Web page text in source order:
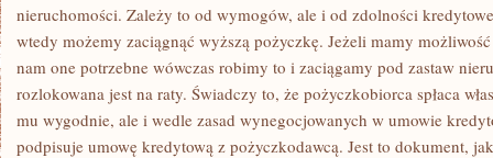
nieruchomości. Zależy to od wymogów, ale i od zdolności
wtedy możemy zaciągnąć wyższą pożyczkę. Jeżeli mamy
nam one potrzebne wówczas robimy to i zaciągamy pod zastaw
rozlokowana jest na raty. Świadczy to, że pożyczkobiorca spłaca
mu wygodnie, ale i wedle zasad wynegocjowanych w umowie
podpisuje umowę kredytową z pożyczkodawcą. Jest to dokument,